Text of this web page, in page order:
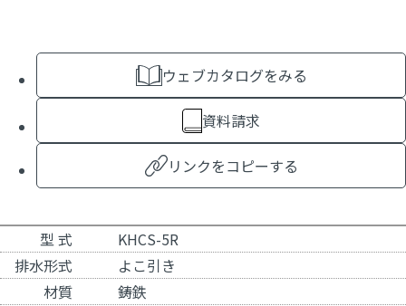
ウェブカタログをみる
資料請求
リンクをコピーする
型 式
KHCS-5R
排水形式
よこ引き
材質
鋳鉄